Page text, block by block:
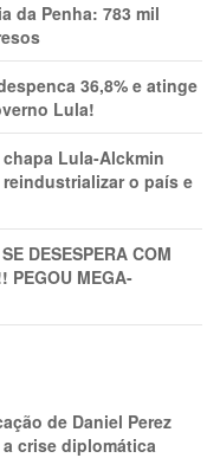
da Penha: 783 mil
36,8% e atinge
Lula!
chapa Lula-Alckmin
o país e
DESESPERA COM
PEGOU MEGA-
de Daniel Perez
crise diplomática